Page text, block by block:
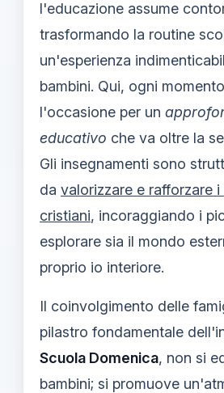
l'educazione assume
trasformando la routine
un'esperienza
bambini. Qui, ogni
l'occasione per un
educativo che va oltre la
Gli insegnamenti sono
da valorizzare e rafforzare i
cristiani, incoraggiando i
esplorare sia il mondo
proprio io interiore.
Il coinvolgimento delle
pilastro fondamentale
Scuola Domenica, non si
bambini; si promuove